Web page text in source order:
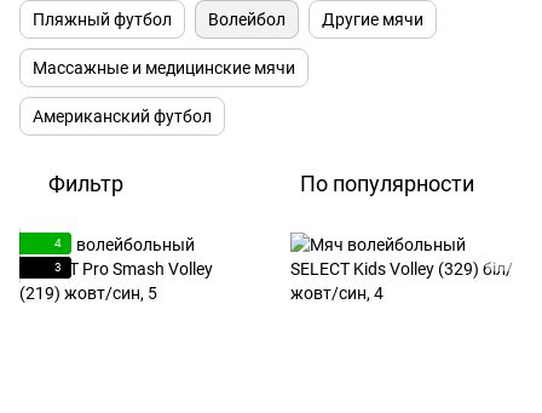
Пляжный футбол Волейбол Другие мячи
Массажные и медицинские мячи
Американский футбол
Фильтр По популярности
4
3